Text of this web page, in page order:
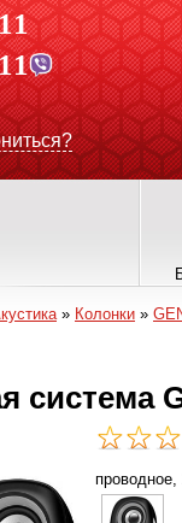
» Колонки »
система